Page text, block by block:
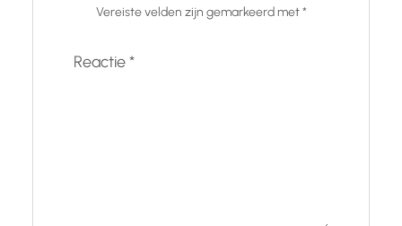
Vereiste velden zijn gemarkeerd met*
Reactie*